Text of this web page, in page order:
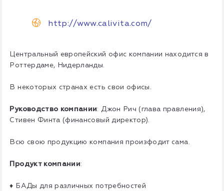
http://www.calivita.com/
Центральный европейский офис компании находится в
Роттердаме, Нидерланды.
В некоторых странах есть свои офисы.
Руководство компании: Джон Рич (глава правления),
Стивен Финта (финансовый директор).
Всю свою продукцию компания произфодит сама.
Продукт компании:
♦ БАДы для различных потребностей